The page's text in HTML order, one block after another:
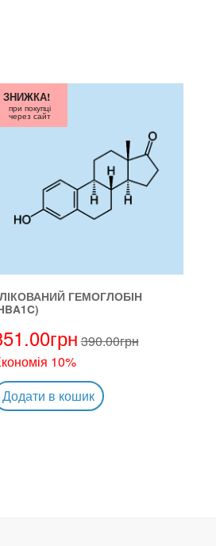
ГЕМОГЛОБІН
грн390.00грн
10%
ЗНИЖКА!
при покупці
через сайт
Додати в кошик